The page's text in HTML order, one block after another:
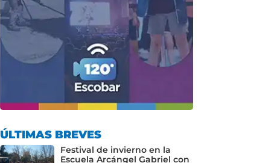
ÚLTIMAS BREVES
Festival de invierno en la
Escuela Arcángel Gabriel con